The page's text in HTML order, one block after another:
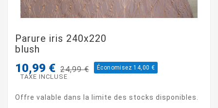
Parure iris 240x220
blush
10,99 € 24,99 € Économisez 14,00 €
TAXE INCLUSE
Offre valable dans la limite des stocks disponibles.